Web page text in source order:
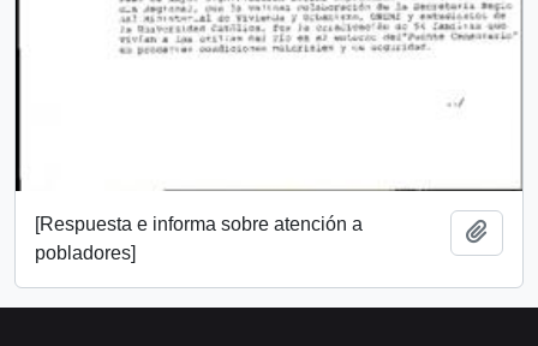
[Respuesta e informa sobre atención a
pobladores]